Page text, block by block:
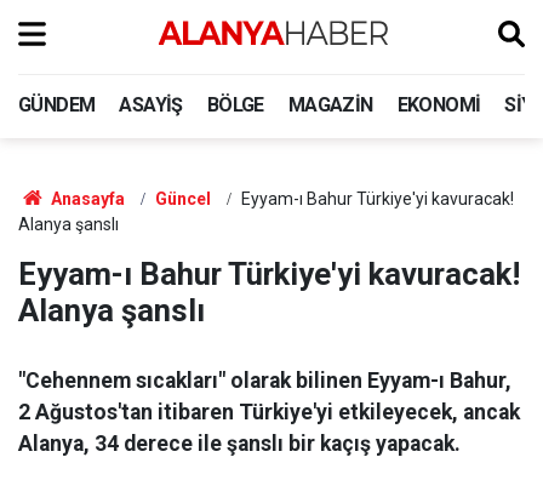
GÜNDEM ASAYIŞ BÖLGE MAGAZIN EKONOMI
Anasayfa Güncel
Eyyam-ı Bahur Türkiye'yi kavuracak!
Alanya şanslı
Eyyam-ı Bahur Türkiye'yi kavuracak!
Alanya şanslı
"Cehennem sıcakları" olarak bilinen Eyyam-ı Bahur,
2 Ağustos'tan itibaren Türkiye'yi etkileyecek, ancak
Alanya, 34 derece ile şanslı bir kaçış yapacak.